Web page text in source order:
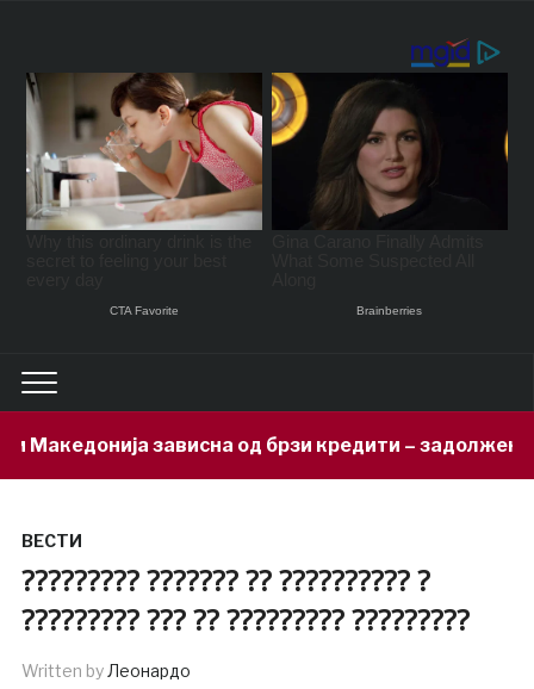
од брзи кредити – задолжени 333 милиони евра
ВЕСТИ
????????? ??????? ?? ?????????? ?
????????? ??? ?? ????????? ?????????
Written byЛеонардо